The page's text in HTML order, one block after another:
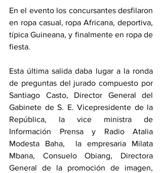
En el evento los concursantes desfilaron
en ropa casual, ropa Africana, deportiva,
típica Guineana, y finalmente en ropa de
fiesta.
Esta última salida daba lugar a la ronda
de preguntas del jurado compuesto por
Santiago Casto, Director General del
Gabinete de S. E. Vicepresidente de la
República, la vice ministra de
Información Prensa y Radio Atalia
Modesta Baha,  la empresaria Milata
Mbana, Consuelo Obiang, Directora
General de la promoción de imagen,